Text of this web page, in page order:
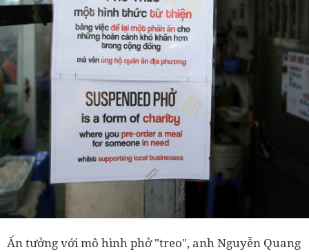
Ấn tưởng với mô hình phở "treo", anh Nguyễn Quang